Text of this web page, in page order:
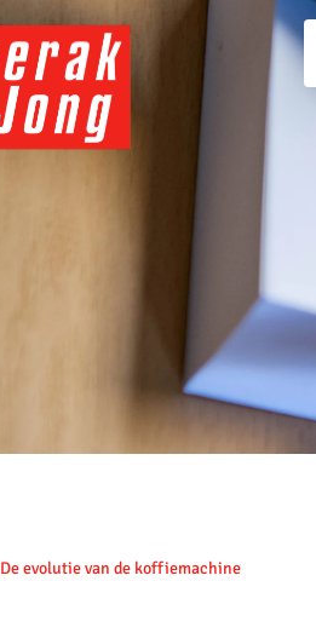
De evolutie van de koffiemachine